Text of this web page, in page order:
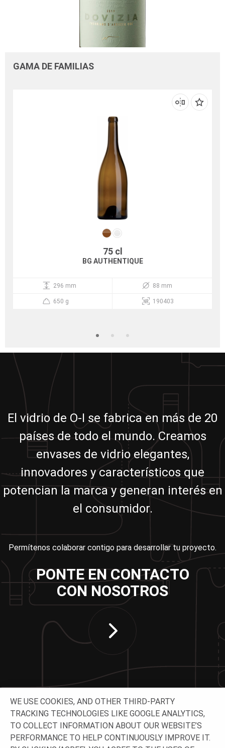
GAMA DE FAMILIAS
75 cl
BG AUTHENTIQUE
296 mm 88 mm
650 g 190403
El vidrio de O-I se fabrica en más de 20
países de todo el mundo. Creamos
envases de vidrio elegantes,
innovadores y característicos que
potencian la marca y generan interés en
el consumidor.
Permítenos colaborar contigo para desarrollar tu proyecto.
PONTE EN CONTACTO
CON NOSOTROS
WE USE COOKIES, AND OTHER THIRD-PARTY
TRACKING TECHNOLOGIES LIKE GOOGLE ANALYTICS,
TO COLLECT INFORMATION ABOUT OUR WEBSITE’S
PERFORMANCE TO HELP CONTINUOUSLY IMPROVE IT.